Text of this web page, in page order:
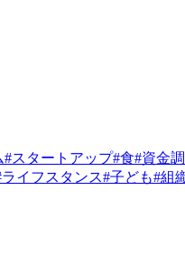
#スタートアップ#食#資金
ライフスタンス#子ども#組